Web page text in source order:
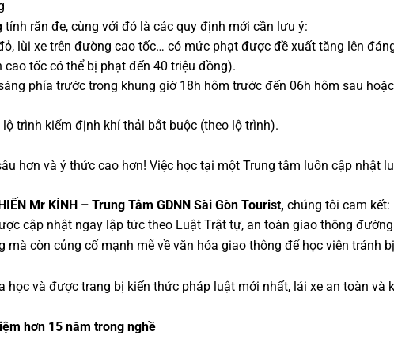
răn đe, cùng với đó là các quy định mới cần lưu ý:
lùi xe trên đường cao tốc… có mức phạt được đề xuất tăng lên
tốc có thể bị phạt đến 40 triệu đồng).
phía trước trong khung giờ 18h hôm trước đến 06h hôm sau
trình kiểm định khí thải bắt buộc (theo lộ trình).
hơn và ý thức cao hơn! Việc học tại một Trung tâm luôn cập nhật
Mr KÍNH – Trung Tâm GDNN Sài Gòn Tourist, chúng tôi cam kết:
cập nhật ngay lập tức theo Luật Trật tự, an toàn giao thông
còn củng cố mạnh mẽ về văn hóa giao thông để học viên tránh
học và được trang bị kiến thức pháp luật mới nhất, lái xe an toàn và
hơn 15 năm trong nghề